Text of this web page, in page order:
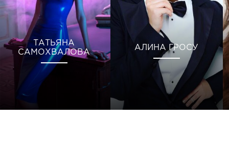
ТАТЬЯНА
САМОХВАЛОВА
АЛИНА ГРОСУ